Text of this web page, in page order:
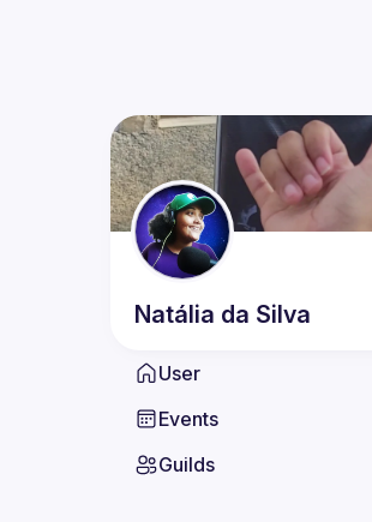
Natália da Silva
User
Events
Guilds